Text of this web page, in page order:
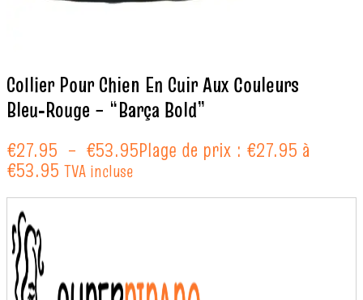
Collier Pour Chien En Cuir Aux Couleurs
Bleu‑Rouge – “Barça Bold”
€27.95 – €53.95Plage de prix : €27.95 à
€53.95 TVA incluse